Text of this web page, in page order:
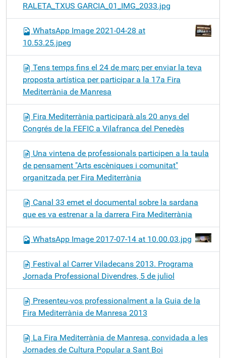
RALETA_TXUS GARCIA_01_IMG_2033.jpg
WhatsApp Image 2021-04-28 at
10.53.25.jpeg
Tens temps fins el 24 de març per enviar la teva
proposta artística per participar a la 17a Fira
Mediterrània de Manresa
Fira Mediterrània participarà als 20 anys del
Congrés de la FEFIC a Vilafranca del Penedès
Una vintena de professionals participen a la taula
de pensament "Arts escèniques i comunitat"
organitzada per Fira Mediterrània
Canal 33 emet el documental sobre la sardana
que es va estrenar a la darrera Fira Mediterrània
WhatsApp Image 2017-07-14 at 10.00.03.jpg
Festival al Carrer Viladecans 2013. Programa
Jornada Professional Divendres, 5 de juliol
Presenteu-vos professionalment a la Guia de la
Fira Mediterrània de Manresa 2013
La Fira Mediterrània de Manresa, convidada a les
Jornades de Cultura Popular a Sant Boi